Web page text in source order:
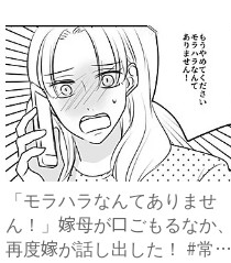
「モラハラなんてありませ
ん！」嫁母が口ごもるなか、
再度嫁が話し出した！ #常識